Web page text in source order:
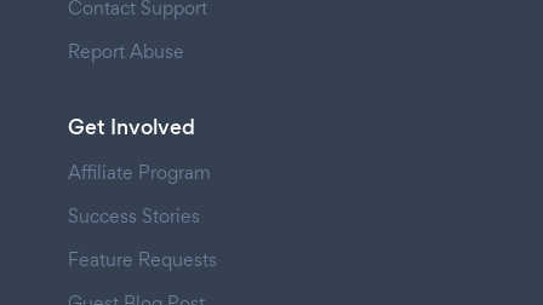
Contact Support
Report Abuse
Get Involved
Affiliate Program
Success Stories
Feature Requests